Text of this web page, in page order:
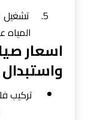
تشغيل
اسعار
واستبدال
تركيب